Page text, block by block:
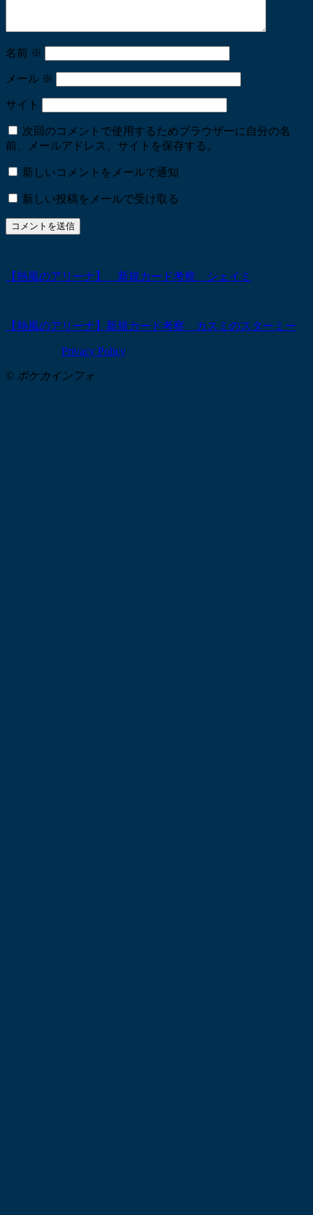
名前 ※
メール ※
サイト
次回のコメントで使用するためブラウザーに自分の名
前、メールアドレス、サイトを保存する。
新しいコメントをメールで通知
新しい投稿をメールで受け取る
【熱風のアリーナ】 新規カード考察 シェイミ
【熱風のアリーナ】新規カード考察 カスミのスターミー
Privacy Policy
© ポケカインフォ